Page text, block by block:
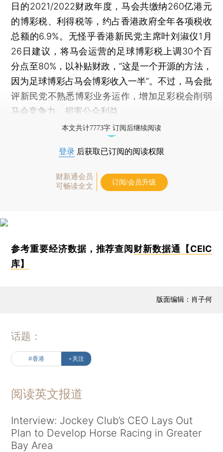
日的2021/2022财政年度，马会共缴纳260亿港元
的博彩税、利得税等，约占香港政府全年各项税收
总额的6.9%。无怪乎香港新民党主席叶刘淑仪1月
26日建议，将马会运营的足球博彩税上调30个百
分点至80%，以补贴财政，“这是一个开源的方法，
因为足球博彩占马会博彩收入一半”。不过，马会批
评新民党不熟悉博彩业务运作，增加足彩税会削弱
马会竞争力，损害公众利益。
本文共计7773字 订阅后继续阅读
登录 后获取已订阅的阅读权限
财新通会员
可畅读全文
订阅/会员升级
参考重要经济数据，推荐查阅 财新数据通【CEIC
库】
版面编辑：肖子何
话题：
#香港 +关注
阅读英文报道
Interview: Jockey Club’s CEO Lays Out
Plan to Develop Horse Racing in Greater
Bay Area